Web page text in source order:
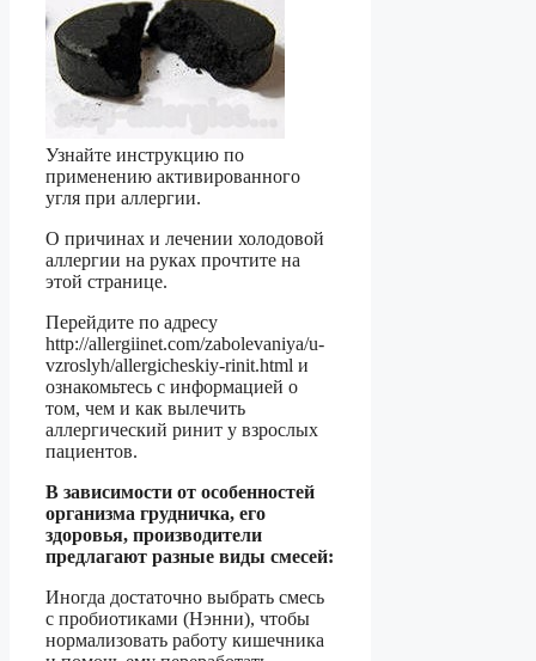
Узнайте инструкцию по
применению активированного
угля при аллергии.
О причинах и лечении холодовой
аллергии на руках прочтите на
этой странице.
Перейдите по адресу
http://allergiinet.com/zabolevaniya/u-
vzroslyh/allergicheskiy-rinit.html и
ознакомьтесь с информацией о
том, чем и как вылечить
аллергический ринит у взрослых
пациентов.
В зависимости от особенностей
организма грудничка, его
здоровья, производители
предлагают разные виды смесей:
Иногда достаточно выбрать смесь
с пробиотиками (Нэнни), чтобы
нормализовать работу кишечника